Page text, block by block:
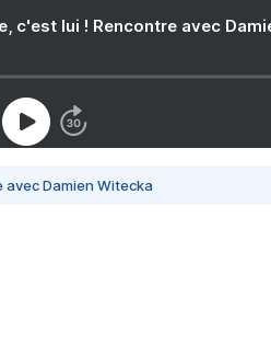
c'est lui ! Rencontre avec
avec Damien Witecka